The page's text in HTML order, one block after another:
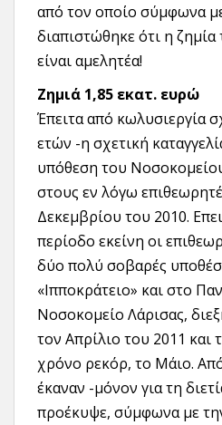
από τον οποίο σύμφωνα
διαπιστώθηκε ότι η
είναι αμελητέα!
Ζημιά 1,85 εκατ. ευρώ
Έπειτα από κωλυσιεργία
ετών -η σχετική
υπόθεση του
στους εν λόγω
Δεκεμβρίου του 2010.
περίοδο εκείνη οι
δύο πολύ σοβαρές
«Ιπποκράτειο» και στο
Νοσοκομείο Λάρισας,
τον Απρίλιο του 2011
χρόνο ρεκόρ, το Μάιο.
έκαναν -μόνον για τη
προέκυψε, σύμφωνα με